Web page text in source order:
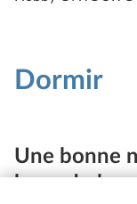
Dormir
Une bonne
lever du